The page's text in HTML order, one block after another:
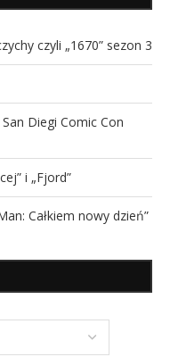
czyli „1670” sezon 3
Diegi Comic Con
i „Fjord”
Całkiem nowy dzień”